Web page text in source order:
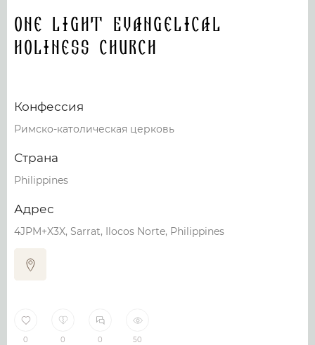
One Light Evangelical
Holiness Church
Конфессия
Римско-католическая церковь
Страна
Philippines
Адрес
4JPM+X3X, Sarrat, Ilocos Norte, Philippines
0 0 0 50